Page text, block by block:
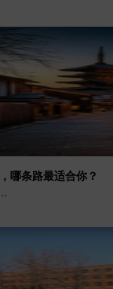
哪条路最适合你？